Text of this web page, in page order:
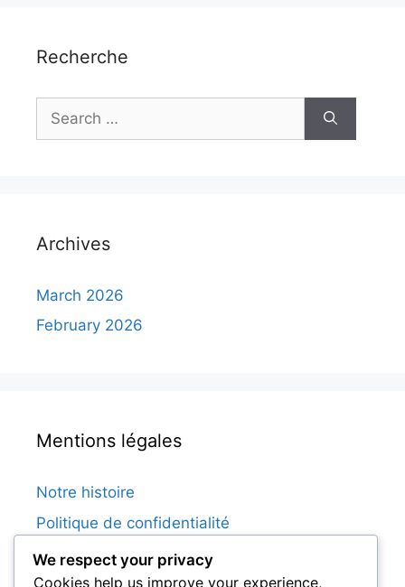
Recherche
for:
Archives
March 2026
February 2026
Mentions légales
Notre histoire
Politique de confidentialité
Contactez-nous
Conditions de service
We respect your privacy
Cookies help us improve your experience,